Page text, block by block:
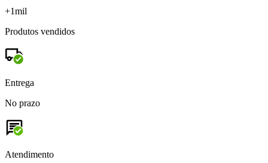
+1mil
Produtos vendidos
Entrega
No prazo
Atendimento